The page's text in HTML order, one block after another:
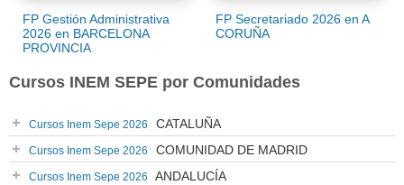
FP Gestión Administrativa
2026 en BARCELONA
PROVINCIA
FP Secretariado 2026 en A
CORUÑA
Cursos INEM SEPE por Comunidades
Cursos Inem Sepe 2026 CATALUÑA
Cursos Inem Sepe 2026 COMUNIDAD DE MADRID
Cursos Inem Sepe 2026 ANDALUCÍA